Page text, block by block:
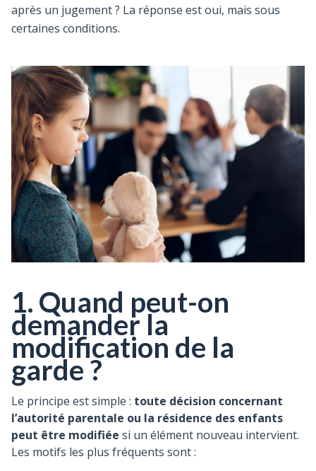
après un jugement ? La réponse est oui, mais sous
certaines conditions.
1. Quand peut-on
demander la
modification de la
garde ?
Le principe est simple : toute décision concernant
l’autorité parentale ou la résidence des enfants
peut être modifiée si un élément nouveau intervient.
Les motifs les plus fréquents sont :